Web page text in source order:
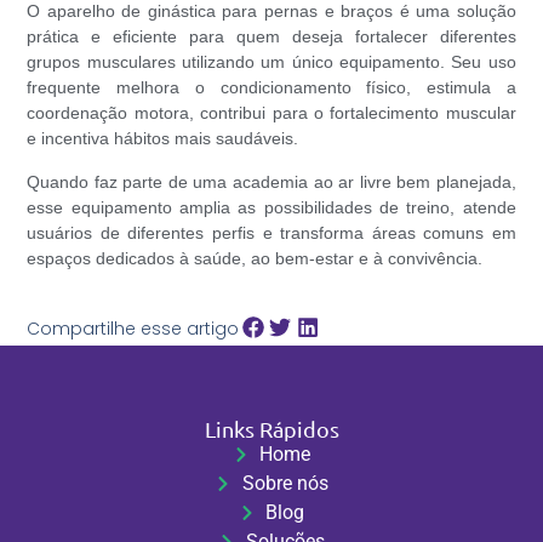
O aparelho de ginástica para pernas e braços é uma solução
prática e eficiente para quem deseja fortalecer diferentes
grupos musculares utilizando um único equipamento. Seu uso
frequente melhora o condicionamento físico, estimula a
coordenação motora, contribui para o fortalecimento muscular
e incentiva hábitos mais saudáveis.
Quando faz parte de uma academia ao ar livre bem planejada,
esse equipamento amplia as possibilidades de treino, atende
usuários de diferentes perfis e transforma áreas comuns em
espaços dedicados à saúde, ao bem-estar e à convivência.
Compartilhe esse artigo
Links Rápidos
Home
Sobre nós
Blog